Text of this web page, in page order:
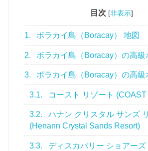
目次 [非表示]
1. ボラカイ島（Boracay） 地図
2. ボラカイ島（Boracay）の高級
3. ボラカイ島（Boracay）の高級
3.1. コースト リゾート
3.2.
ハナン クリスタル サンズ
(Henann Crystal Sands Resort)
3.3.
ディスカバリー ショアーズ